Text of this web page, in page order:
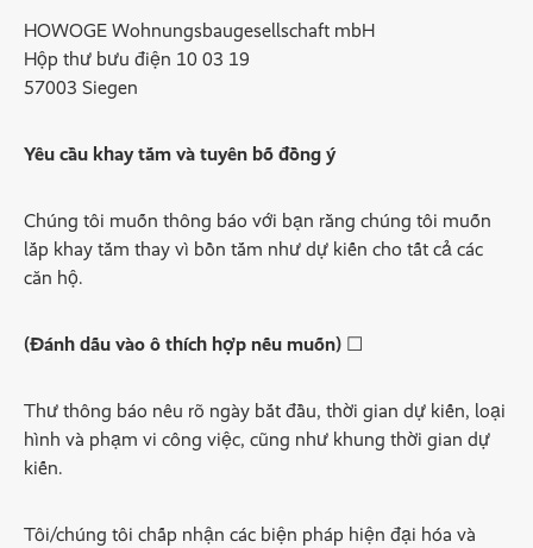
HOWOGE Wohnungsbaugesellschaft mbH
Hộp thư bưu điện 10 03 19
57003 Siegen
Yêu cầu khay tắm và tuyên bố đồng ý
Chúng tôi muốn thông báo với bạn rằng chúng tôi muốn
lắp khay tắm thay vì bồn tắm như dự kiến cho tất cả các
căn hộ.
(Đánh dấu vào ô thích hợp nếu muốn) ☐
Thư thông báo nêu rõ ngày bắt đầu, thời gian dự kiến, loại
hình và phạm vi công việc, cũng như khung thời gian dự
kiến.
Tôi/chúng tôi chấp nhận các biện pháp hiện đại hóa và